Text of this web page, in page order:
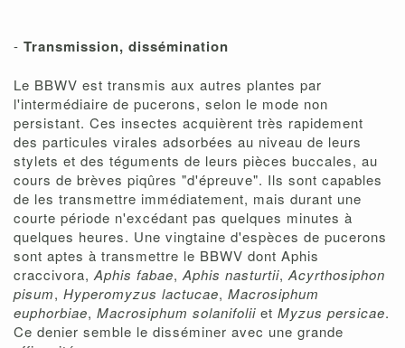
- Transmission, dissémination
Le BBWV est transmis aux autres plantes par
l'intermédiaire de pucerons, selon le mode non
persistant. Ces insectes acquièrent très rapidement
des particules virales adsorbées au niveau de leurs
stylets et des téguments de leurs pièces buccales, au
cours de brèves piqûres "d'épreuve". Ils sont capables
de les transmettre immédiatement, mais durant une
courte période n'excédant pas quelques minutes à
quelques heures. Une vingtaine d'espèces de pucerons
sont aptes à transmettre le BBWV dont Aphis
craccivora,Aphis fabae,Aphis nasturtii,Acyrthosiphon
pisum, Hyperomyzus lactucae, Macrosiphum
euphorbiae, Macrosiphum solanifolii et Myzus persicae.
Ce denier semble le disséminer avec une grande